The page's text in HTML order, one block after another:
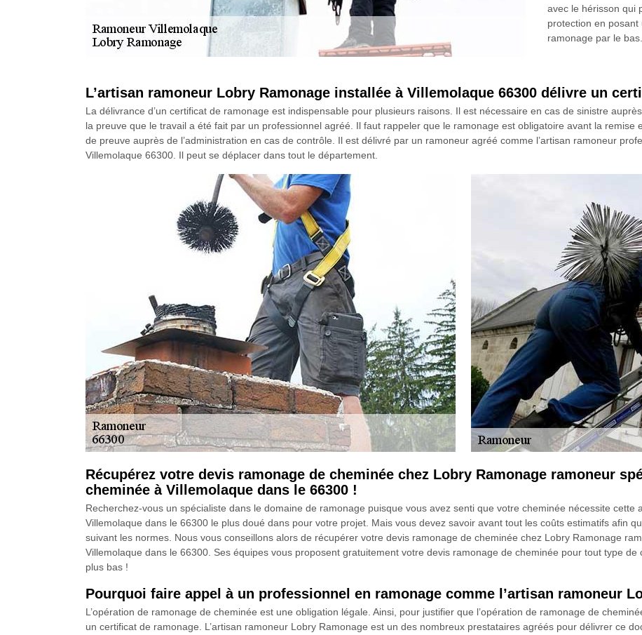
avec le hérisson qui
protection en
ramonage par le
L’artisan ramoneur Lobry Ramonage installée à Villemolaque 66300 délivre un
La délivrance d’un certificat de ramonage est indispensable pour plusieurs raisons. Il est nécessaire en cas de sinistre
la preuve que le travail a été fait par un professionnel agréé. Il faut rappeler que le ramonage est obligatoire avant la remise
de preuve auprès de l’administration en cas de contrôle. Il est délivré par un ramoneur agréé comme l’artisan ramoneur
Villemolaque 66300. Il peut se déplacer dans tout le département.
Récupérez votre devis ramonage de cheminée chez Lobry Ramonage ramoneur
cheminée à Villemolaque dans le 66300 !
Recherchez-vous un spécialiste dans le domaine de ramonage puisque vous avez senti que votre cheminée nécessite cette
Villemolaque dans le 66300 le plus doué dans pour votre projet. Mais vous devez savoir avant tout les coûts estimatifs afin
suivant les normes. Nous vous conseillons alors de récupérer votre devis ramonage de cheminée chez Lobry Ramonage
Villemolaque dans le 66300. Ses équipes vous proposent gratuitement votre devis ramonage de cheminée pour tout type
plus bas !
Pourquoi faire appel à un professionnel en ramonage comme l’artisan ramoneur
L’opération de ramonage de cheminée est une obligation légale. Ainsi, pour justifier que l’opération de ramonage de
un certificat de ramonage. L’artisan ramoneur Lobry Ramonage est un des nombreux prestataires agréés pour délivrer ce